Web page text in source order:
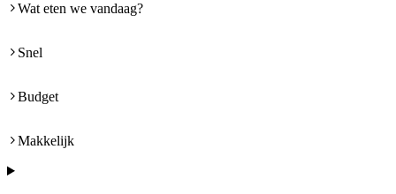
Wat eten we vandaag?
Snel
Budget
Makkelijk